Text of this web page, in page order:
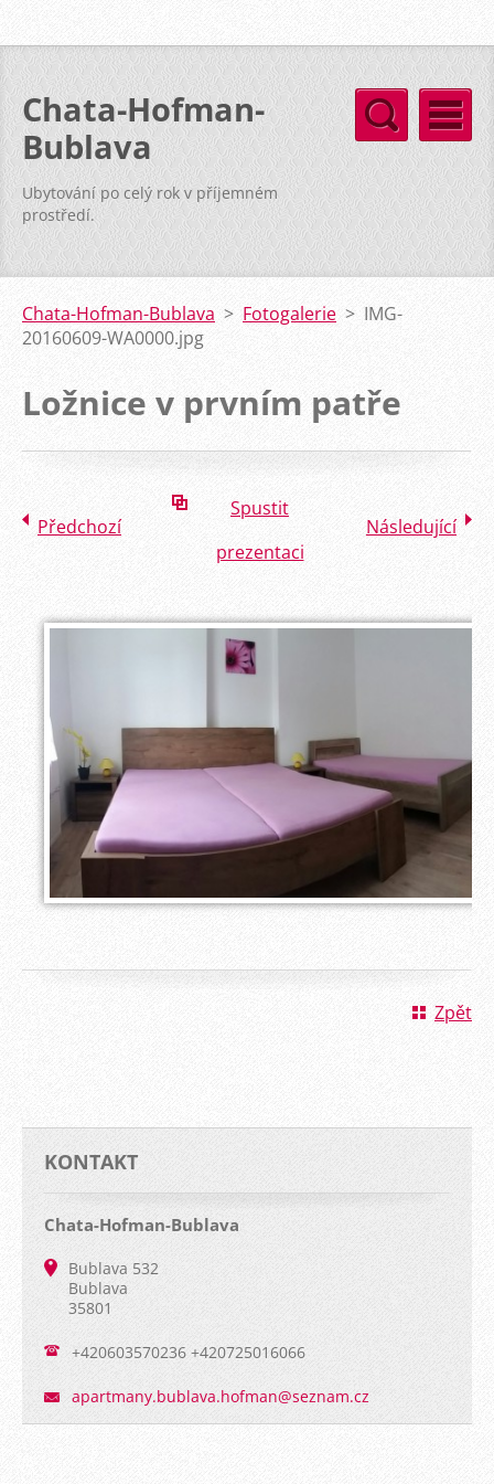
Chata-Hofman-
Bublava
Ubytování po celý rok v příjemném
prostředí.
Chata-Hofman-Bublava > Fotogalerie > IMG-
20160609-WA0000.jpg
Ložnice v prvním patře
Předchozí
Spustit
prezentaci
Následující
Zpět
KONTAKT
Chata-Hofman-Bublava
Bublava 532
Bublava
35801
+420603570236 +420725016066
apartmany.bublava.hofman@seznam.cz